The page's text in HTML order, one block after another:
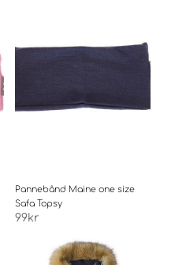
Pannebånd Maine one size
Safa Topsy
99kr